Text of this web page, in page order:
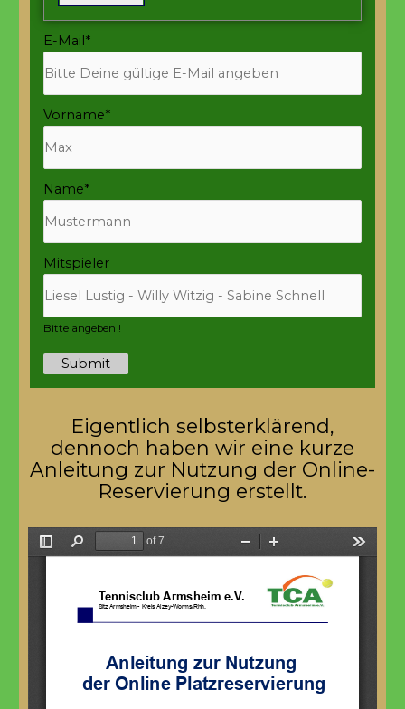
E-Mail *
Vorname*
Name*
Mitspieler
Bitte angeben !
Submit
Eigentlich selbsterklärend,
dennoch haben wir eine kurze
Anleitung zur Nutzung der Online-
Reservierung erstellt.